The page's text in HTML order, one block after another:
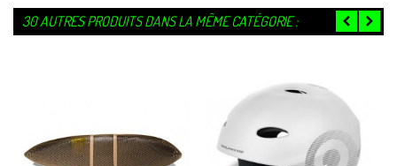
30 AUTRES PRODUITS DANS LA MÊME CATÉGORIE :